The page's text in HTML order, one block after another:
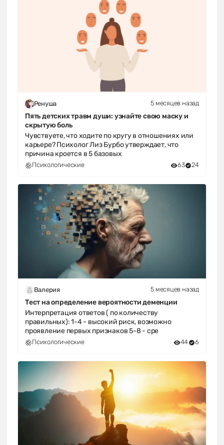
Ренуша 5 месяцев назад
Пять детских травм души: узнайте свою маску и
скрытую боль
Чувствуете, что ходите по кругу в отношениях или
карьере? Психолог Лиз Бурбо утверждает, что
причина кроется в 5 базовых
Психологические 63 24
Валерия 5 месяцев назад
Тест на определение вероятности деменции
Интерпретация ответов ( по количеству
правильных): 1-4 - высокий риск, возможно
проявление первых признаков 5-8 - сре
Психологические 44 6